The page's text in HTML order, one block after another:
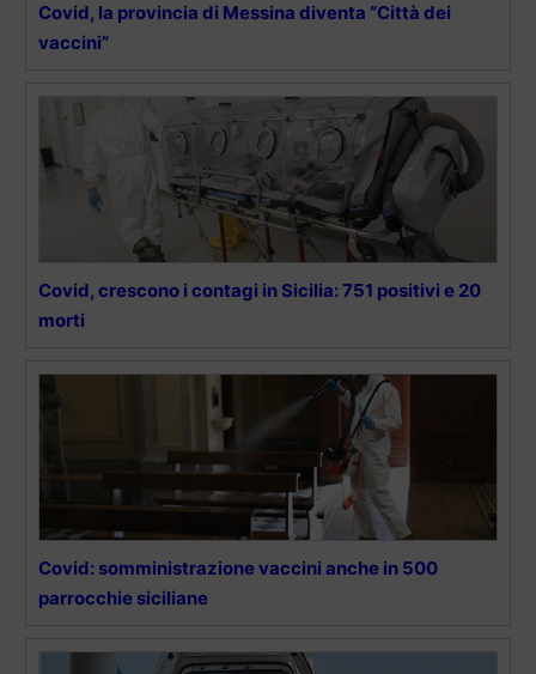
Covid, la provincia di Messina diventa “Città dei
vaccini”
Covid, crescono i contagi in Sicilia: 751 positivi e 20
morti
Covid: somministrazione vaccini anche in 500
parrocchie siciliane